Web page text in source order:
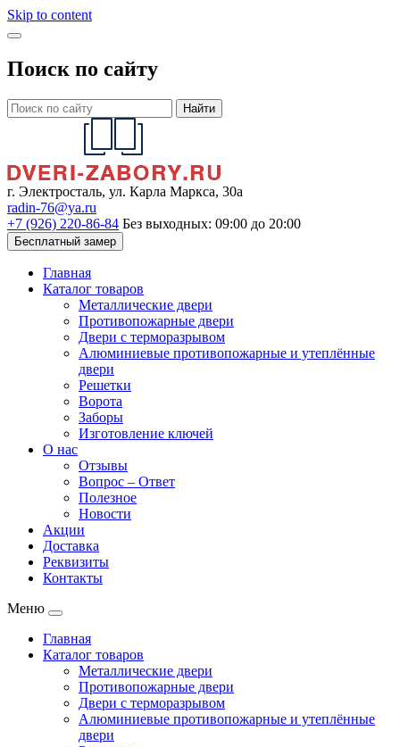
Skip to content
Поиск по сайту
Найти
г. Электросталь, ул. Карла Маркса, 30а
radin-76@ya.ru
+7 (926) 220-86-84 Без выходных: 09:00 до 20:00
Бесплатный замер
Главная
Каталог товаров
Металлические двери
Противопожарные двери
Двери с терморазрывом
Алюминиевые противопожарные и утеплённые
двери
Решетки
Ворота
Заборы
Изготовление ключей
О нас
Отзывы
Вопрос – Ответ
Полезное
Новости
Акции
Доставка
Реквизиты
Контакты
Меню
Главная
Каталог товаров
Металлические двери
Противопожарные двери
Двери с терморазрывом
Алюминиевые противопожарные и утеплённые
двери